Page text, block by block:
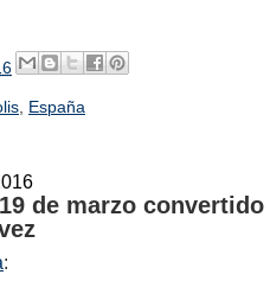
, España
de marzo convertido
: